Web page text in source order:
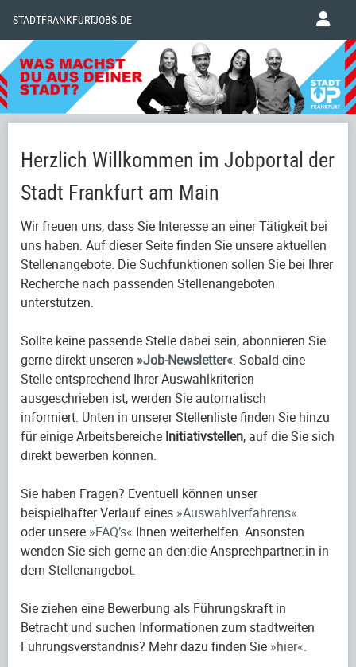
STADTFRANKFURTJOBS.DE
Herzlich Willkommen im Jobportal der
Stadt Frankfurt am Main
Wir freuen uns, dass Sie Interesse an einer Tätigkeit bei
uns haben. Auf dieser Seite finden Sie unsere aktuellen
Stellenangebote. Die Suchfunktionen sollen Sie bei Ihrer
Recherche nach passenden Stellenangeboten
unterstützen.
Sollte keine passende Stelle dabei sein, abonnieren Sie
gerne direkt unseren Job-Newsletter . Sobald eine
Stelle entsprechend Ihrer Auswahlkriterien
ausgeschrieben ist, werden Sie automatisch
informiert. Unten in unserer Stellenliste finden Sie hinzu
für einige Arbeitsbereiche Initiativstellen, auf die Sie sich
direkt bewerben können.
Sie haben Fragen? Eventuell können unser
beispielhafter Verlauf eines Auswahlverfahrens
oder unsere FAQ’s Ihnen weiterhelfen. Ansonsten
wenden Sie sich gerne an den:die Ansprechpartner:in in
dem Stellenangebot.
Sie ziehen eine Bewerbung als Führungskraft in
Betracht und suchen Informationen zum stadtweiten
Führungsverständnis? Mehr dazu finden Sie hier .